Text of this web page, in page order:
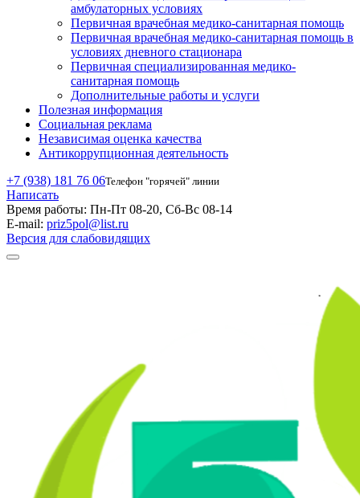
амбулаторных условиях
Первичная врачебная медико-санитарная помощь
Первичная врачебная медико-санитарная помощь в
условиях дневного стационара
Первичная специализированная медико-
санитарная помощь
Дополнительные работы и услуги
Полезная информация
Социальная реклама
Независимая оценка качества
Антикоррупционная деятельность
+7 (938) 181 76 06Телефон "горячей" линии
Написать
Время работы: Пн-Пт 08-20, Сб-Вс 08-14
E-mail: priz5pol@list.ru
Версия для слабовидящих